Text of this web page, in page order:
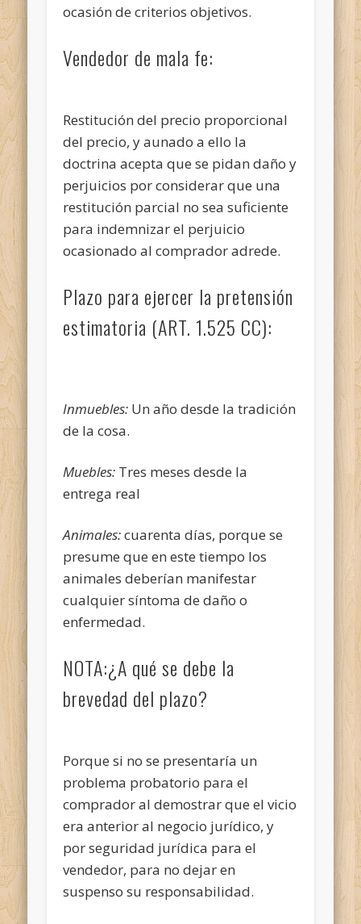
ocasión de criterios objetivos.
Vendedor de mala fe:
Restitución del precio proporcional
del precio, y aunado a ello la
doctrina acepta que se pidan daño y
perjuicios por considerar que una
restitución parcial no sea suficiente
para indemnizar el perjuicio
ocasionado al comprador adrede.
Plazo para ejercer la pretensión
estimatoria (ART. 1.525 CC):
Inmuebles: Un año desde la tradición
de la cosa.
Muebles: Tres meses desde la
entrega real
Animales:cuarenta días, porque se
presume que en este tiempo los
animales deberían manifestar
cualquier síntoma de daño o
enfermedad.
NOTA:¿A qué se debe la
brevedad del plazo?
Porque si no se presentaría un
problema probatorio para el
comprador al demostrar que el vicio
era anterior al negocio jurídico, y
por seguridad jurídica para el
vendedor, para no dejar en
suspenso su responsabilidad.